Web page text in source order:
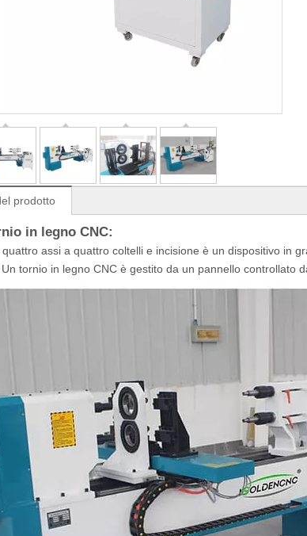
prodotto
in legno CNC:
assi a quattro coltelli e incisione è un dispositivo in
tornio in legno CNC è gestito da un pannello controllato